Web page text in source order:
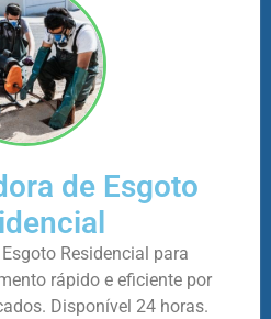
de Esgoto
Residencial para
rápido e eficiente por
Disponível 24 horas.